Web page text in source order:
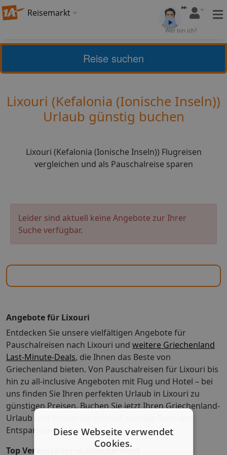
Reisemarkt
Wer bin ich?
Kefalonia (Ionische Inseln)
4,25 (4) Bewerten
Lixouri (Kefalonia (Ionische Inseln))
Urlaub günstig buchen
Lixouri (Kefalonia (Ionische Inseln)) Flugreisen
vergleichen und als Pauschalreise sparen
Reise suchen
Leider sind aktuell keine Angebote zur Ihrer
Suche verfügbar.
Angebote für Lixouri
Entdecken Sie unsere vielfältigen Angebote für
Pauschalreisen nach Lixouri und weitere Griechenland
Last-Minute-Deals, die Ihnen das Beste von
Griechenland bieten. Von Pauschalreisen für Lixouri bis
hin zu all-inclusive Angeboten mit Flug und Hotel – bei
uns finden Sie Ihren perfekten Urlaub in Lixouri zu
günstigen Preisen. Buchen Sie jetzt Ihren Griechenland-
Urlaub und freuen Sie sich auf sonnige Tage und
Entspannung pur!
Top Veranstalter in Griechenland
Diese Webseite verwendet
Cookies.